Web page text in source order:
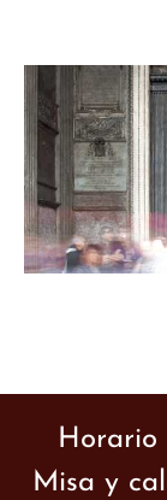
Horario
Misa y